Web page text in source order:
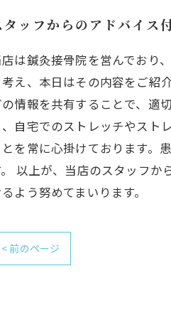
タッフからのアドバイス
店は鍼灸接骨院を営んでおり
考え、本日はその内容をご紹
の情報を共有することで、適
、自宅でのストレッチやスト
とを常に心掛けております。
以上が、当店のスタッフか
よう努めてまいります。
< 前のページ